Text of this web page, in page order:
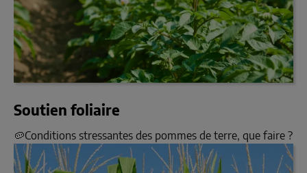
Soutien foliaire
🥔Conditions stressantes des pommes de terre, que faire ?